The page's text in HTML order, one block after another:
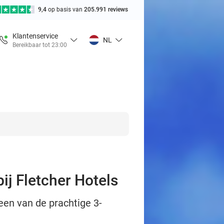
9,4 op basis van 205.991 reviews
Klantenservice
Bereikbaar tot 23:00
NL
Fletcher Hotels
van de prachtige 3-